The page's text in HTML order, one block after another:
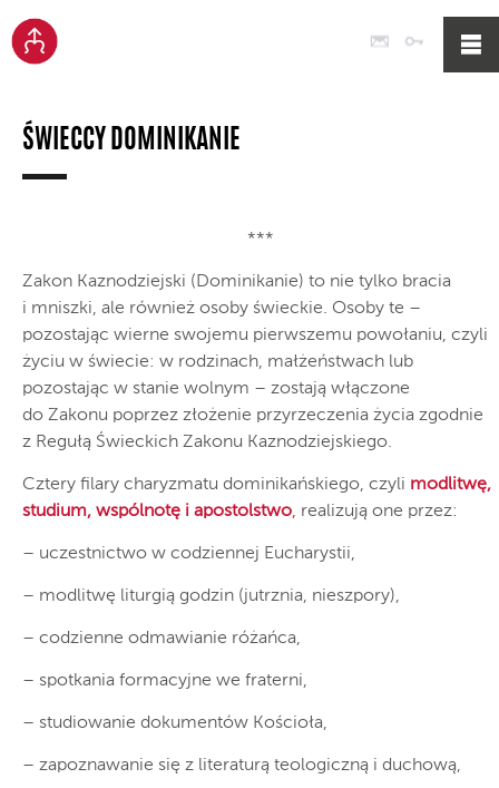
Poczta
ŚWIECCY DOMINIKANIE
***
Zakon Kaznodziejski (Dominikanie) to nie tylko bracia
i mniszki, ale również osoby świeckie. Osoby te –
pozostając wierne swojemu pierwszemu powołaniu, czyli
życiu w świecie: w rodzinach, małżeństwach lub
pozostając w stanie wolnym ­– zostają włączone
do Zakonu poprzez złożenie przyrzeczenia życia zgodnie
z Regułą Świeckich Zakonu Kaznodziejskiego.
Cztery filary charyzmatu dominikańskiego, czyli modlitwę,
studium, wspólnotę i apostolstwo, realizują one przez:
– uczestnictwo w codziennej Eucharystii,
– modlitwę liturgią godzin (jutrznia, nieszpory),
– codzienne odmawianie różańca,
– spotkania formacyjne we fraterni,
– studiowanie dokumentów Kościoła,
– zapoznawanie się z literaturą teologiczną i duchową,